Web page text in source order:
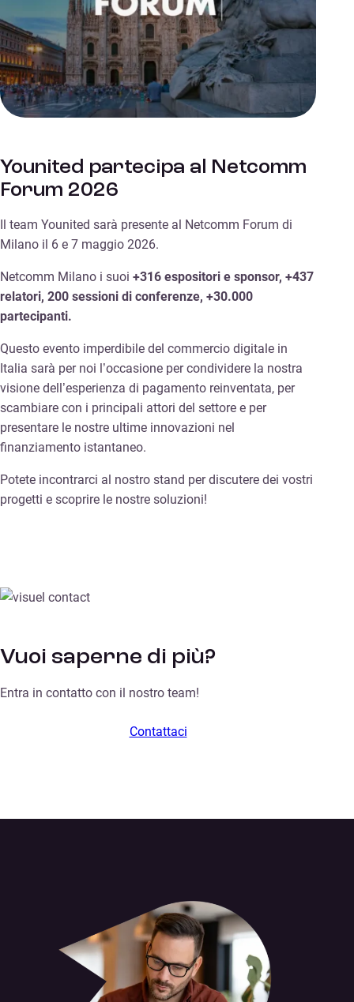
Younited partecipa al Netcomm
Forum 2026
Il team Younited sarà presente al Netcomm Forum di
Milano il 6 e 7 maggio 2026.
Netcomm Milano i suoi +316 espositori e sponsor, +437
relatori, 200 sessioni di conferenze, +30.000
partecipanti.
Questo evento imperdibile del commercio digitale in
Italia sarà per noi l’occasione per condividere la nostra
visione dell’esperienza di pagamento reinventata, per
scambiare con i principali attori del settore e per
presentare le nostre ultime innovazioni nel
finanziamento istantaneo.
Potete incontrarci al nostro stand per discutere dei vostri
progetti e scoprire le nostre soluzioni!
Vuoi saperne di più?
Entra in contatto con il nostro team!
Contattaci